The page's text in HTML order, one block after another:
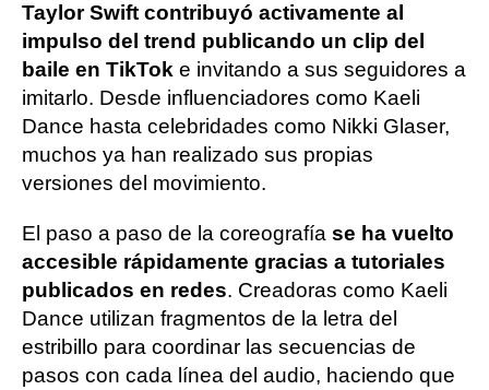
Taylor Swift contribuyó activamente al
impulso del trend publicando un clip del
baile en TikTok e invitando a sus seguidores a
imitarlo. Desde influenciadores como Kaeli
Dance hasta celebridades como Nikki Glaser,
muchos ya han realizado sus propias
versiones del movimiento.
El paso a paso de la coreografía se ha vuelto
accesible rápidamente gracias a tutoriales
publicados en redes. Creadoras como Kaeli
Dance utilizan fragmentos de la letra del
estribillo para coordinar las secuencias de
pasos con cada línea del audio, haciendo que